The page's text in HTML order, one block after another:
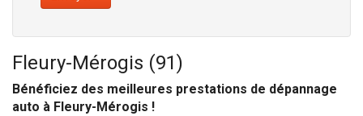
Fleury-Mérogis (91)
Bénéficiez des meilleures prestations de dépannage
auto à Fleury-Mérogis !